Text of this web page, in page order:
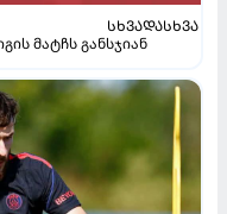
ᲡᲮᲕᲐᲓᲐᲡᲮᲕᲐ
მატჩს განსჯიან